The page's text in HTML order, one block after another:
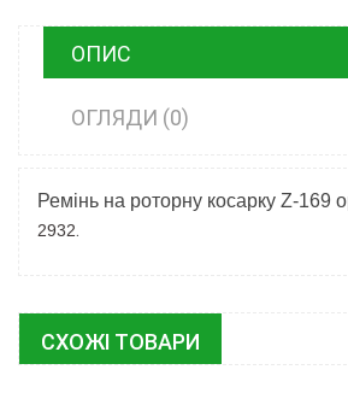
ОПИС
ОГЛЯДИ (0)
Ремінь на роторну косарку Z-169
2932.
СХОЖІ ТОВАРИ